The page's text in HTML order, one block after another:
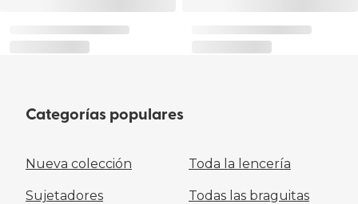
Categorías populares
Nueva colección Toda la lencería
Sujetadores Todas las braguitas